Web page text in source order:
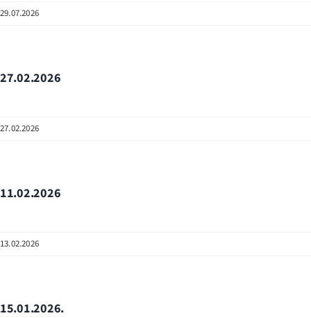
29.07.2026
27.02.2026
27.02.2026
11.02.2026
13.02.2026
15.01.2026.